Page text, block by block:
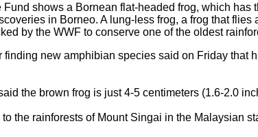
shows a Bornean flat-headed frog, which
in Borneo. A lung-less frog, a frog that
by the WWF to conserve one of the oldest
finding new amphibian species said on Friday
the brown frog is just 4-5 centimeters (1.6-2.0
the rainforests of Mount Singai in the Malaysian